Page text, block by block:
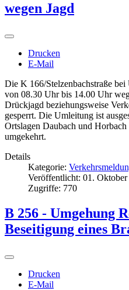
wegen Jagd
Drucken
E-Mail
Die K 166/Stelzenbachstraße
von 08.30 Uhr bis 14.00 Uhr
Drückjagd beziehungsweise
gesperrt. Die Umleitung ist
Ortslagen Daubach und Horbach
umgekehrt.
Details
Kategorie:
Veröffentlicht: 01. Oktober
Zugriffe: 770
B 256 - Umgehung
Beseitigung eines
Drucken
E-Mail